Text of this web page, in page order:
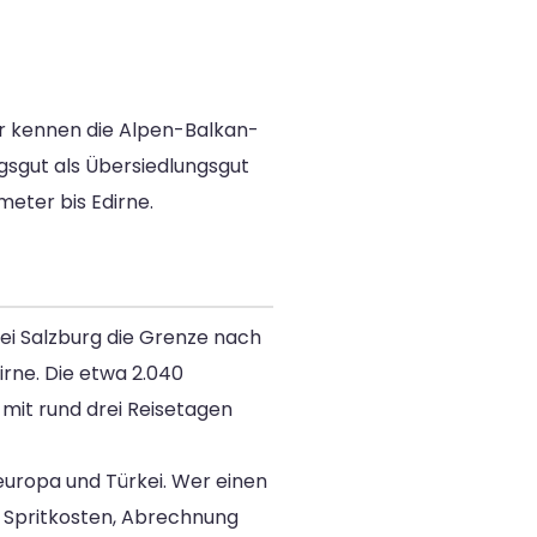
die Alpen-Balkan-
als Übersiedlungsgut
bis Edirne.
Salzburg die Grenze nach
Die etwa 2.040
rund drei Reisetagen
und Türkei. Wer einen
Abrechnung